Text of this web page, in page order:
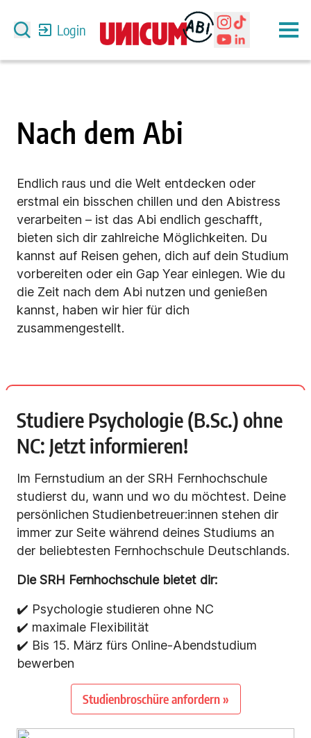
Login
Nach dem Abi
Endlich raus und die Welt entdecken oder
erstmal ein bisschen chillen und den Abistress
verarbeiten – ist das Abi endlich geschafft,
bieten sich dir zahlreiche Möglichkeiten. Du
kannst auf Reisen gehen, dich auf dein Studium
vorbereiten oder ein Gap Year einlegen. Wie du
die Zeit nach dem Abi nutzen und genießen
kannst, haben wir hier für dich
zusammengestellt.
Studiere Psychologie (B.Sc.) ohne
NC: Jetzt informieren!
Im Fernstudium an der SRH Fernhochschule
studierst du, wann und wo du möchtest. Deine
persönlichen Studienbetreuer:innen stehen dir
immer zur Seite während deines Studiums an
der beliebtesten Fernhochschule Deutschlands.
Die SRH Fernhochschule bietet dir:
✔️ Psychologie studieren ohne NC
✔️ maximale Flexibilität
✔️ Bis 15. März fürs Online-Abendstudium
bewerben
Studienbroschüre anfordern »